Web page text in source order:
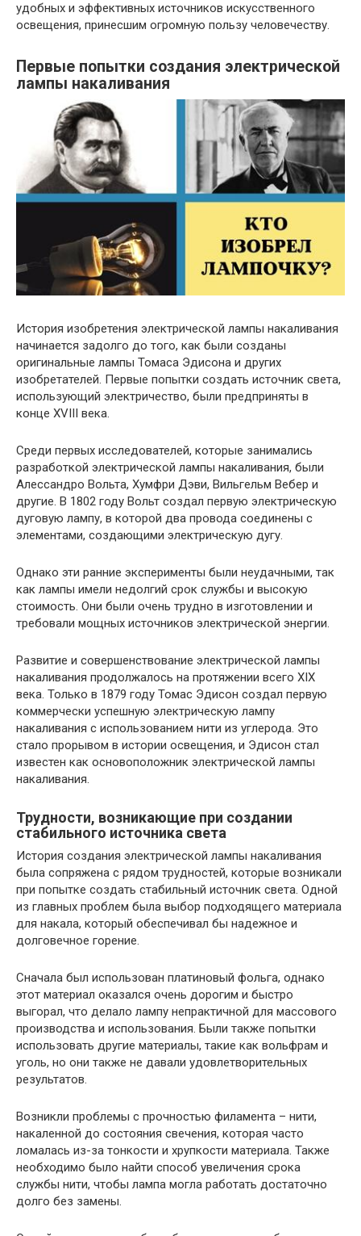
удобных и эффективных источников искусственного
освещения, принесшим огромную пользу человечеству.
Первые попытки создания электрической
лампы накаливания
История изобретения электрической лампы накаливания
начинается задолго до того, как были созданы
оригинальные лампы Томаса Эдисона и других
изобретателей. Первые попытки создать источник света,
использующий электричество, были предприняты в
конце XVIII века.
Среди первых исследователей, которые занимались
разработкой электрической лампы накаливания, были
Алессандро Вольта, Хумфри Дэви, Вильгельм Вебер и
другие. В 1802 году Вольт создал первую электрическую
дуговую лампу, в которой два провода соединены с
элементами, создающими электрическую дугу.
Однако эти ранние эксперименты были неудачными, так
как лампы имели недолгий срок службы и высокую
стоимость. Они были очень трудно в изготовлении и
требовали мощных источников электрической энергии.
Развитие и совершенствование электрической лампы
накаливания продолжалось на протяжении всего XIX
века. Только в 1879 году Томас Эдисон создал первую
коммерчески успешную электрическую лампу
накаливания с использованием нити из углерода. Это
стало прорывом в истории освещения, и Эдисон стал
известен как основоположник электрической лампы
накаливания.
Трудности, возникающие при создании
стабильного источника света
История создания электрической лампы накаливания
была сопряжена с рядом трудностей, которые возникали
при попытке создать стабильный источник света. Одной
из главных проблем была выбор подходящего материала
для накала, который обеспечивал бы надежное и
долговечное горение.
Сначала был использован платиновый фольга, однако
этот материал оказался очень дорогим и быстро
выгорал, что делало лампу непрактичной для массового
производства и использования. Были также попытки
использовать другие материалы, такие как вольфрам и
уголь, но они также не давали удовлетворительных
результатов.
Возникли проблемы с прочностью филамента – нити,
накаленной до состояния свечения, которая часто
ломалась из-за тонкости и хрупкости материала. Также
необходимо было найти способ увеличения срока
службы нити, чтобы лампа могла работать достаточно
долго без замены.